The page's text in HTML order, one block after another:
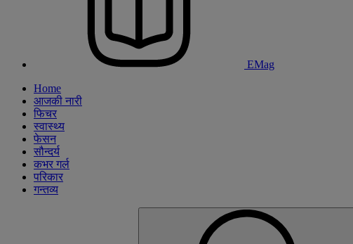
EMag
Home
आजकी नारी
फिचर
स्वास्थ्य
फेसन
सौन्दर्य
कभर गर्ल
परिकार
गन्तव्य